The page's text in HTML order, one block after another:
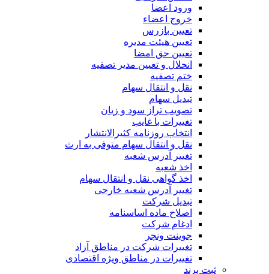
ورود اعضا
خروج اعضاء
تعیین بازرس
تعیین هیئت مدیره
تعیین حق امضا
انحلال و تعیین مدیر تصفیه
ختم تصفیه
نقل و انتقال سهام
تبدیل سهام
تصویب تراز سود و زیان
تغییرات با غایب
انتخاب روزنامه کثیرالانتشار
نقل و انتقال سهام متوفی به ارث
تغییر آدرس شعبه
اخذ شعبه
اخذ گواهی نقل و انتقال سهام
تغییر آدرس شعبه خارجی
تبدیل شرکت
اصلاح ماده اساسنامه
ادغام شرکت
جوینت ونچر
تغییرات شرکت در مناطق آزاد
تغییرات در مناطق ویژه اقتصادی
ثبت برند